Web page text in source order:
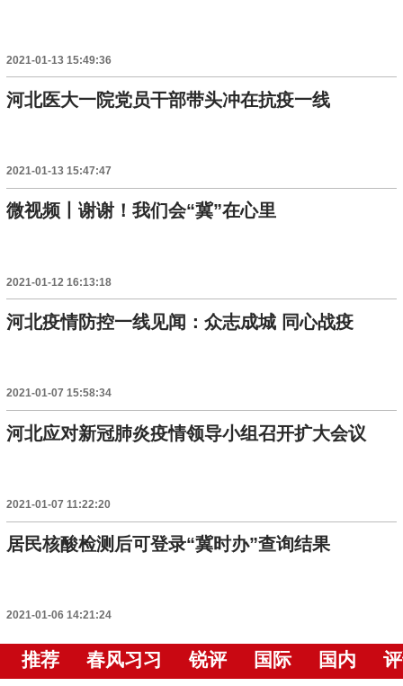
2021-01-13 15:49:36
河北医大一院党员干部带头冲在抗疫一线
2021-01-13 15:47:47
微视频丨谢谢！我们会“冀”在心里
2021-01-12 16:13:18
河北疫情防控一线见闻：众志成城 同心战疫
2021-01-07 15:58:34
河北应对新冠肺炎疫情领导小组召开扩大会议
2021-01-07 11:22:20
居民核酸检测后可登录“冀时办”查询结果
2021-01-06 14:21:24
推荐 春风习习 锐评 国际 国内